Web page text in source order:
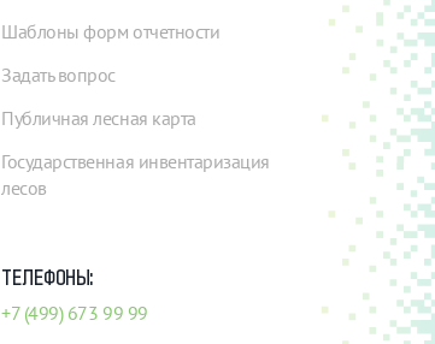
Шаблоны форм отчетности
Задать вопрос
Публичная лесная карта
Государственная инвентаризация
лесов
ТЕЛЕФОНЫ:
+7 (499) 673 99 99